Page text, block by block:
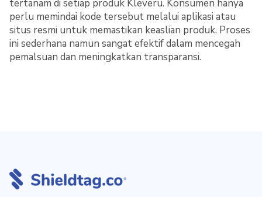
tertanam di setiap produk Kleveru. Konsumen hanya
perlu memindai kode tersebut melalui aplikasi atau
situs resmi untuk memastikan keaslian produk. Proses
ini sederhana namun sangat efektif dalam mencegah
pemalsuan dan meningkatkan transparansi.